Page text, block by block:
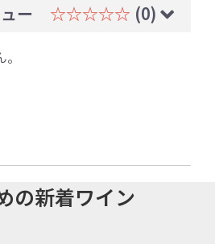
ー ☆☆☆☆☆ (0)
の新着ワイン